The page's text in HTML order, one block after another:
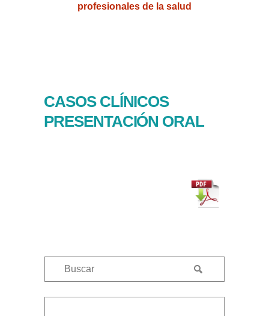
profesionales de la salud
CASOS CLÍNICOS
PRESENTACIÓN ORAL